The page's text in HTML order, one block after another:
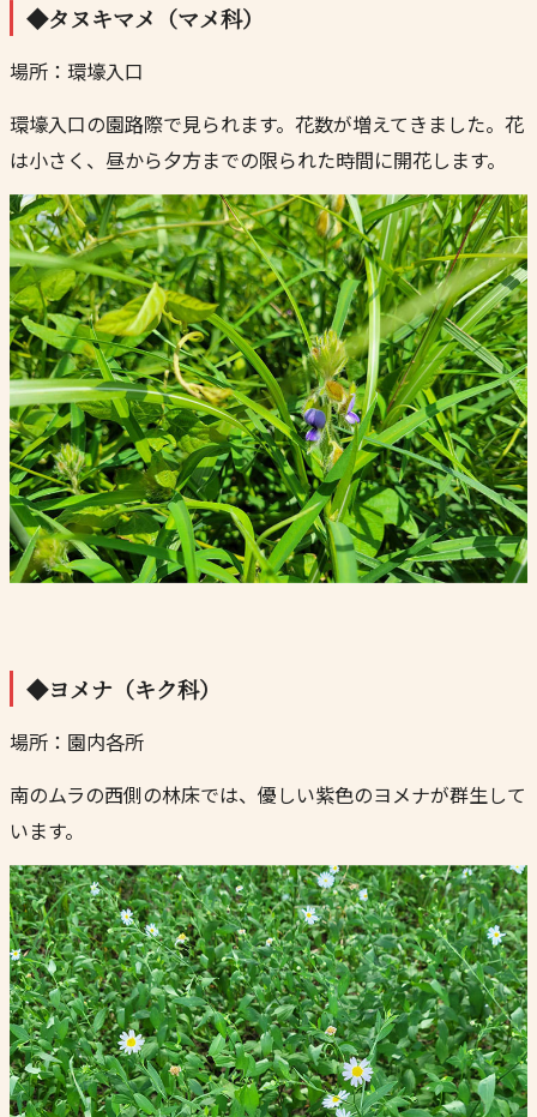
◆タヌキマメ（マメ科）
場所：環壕入口
環壕入口の園路際で見られます。花数が増えてきました。花
は小さく、昼から夕方までの限られた時間に開花します。
◆ヨメナ（キク科）
場所：園内各所
南のムラの西側の林床では、優しい紫色のヨメナが群生して
います。